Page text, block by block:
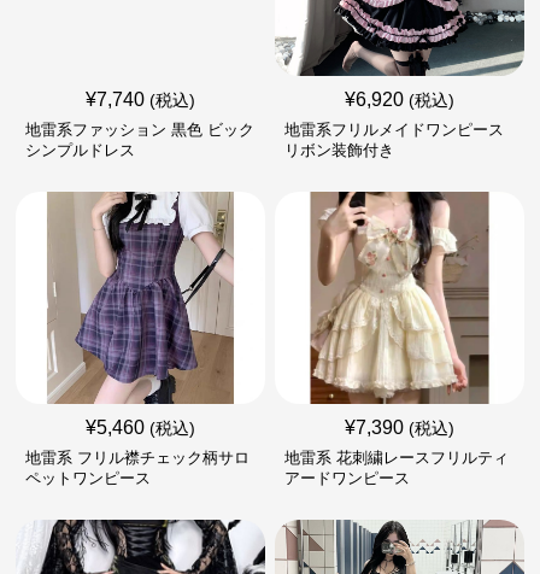
¥7,740 (税込)
地雷系ファッション 黒色 ビック
シンプルドレス
¥6,920 (税込)
地雷系フリルメイドワンピース
リボン装飾付き
¥5,460 (税込)
地雷系 フリル襟チェック柄サロ
ペットワンピース
¥7,390 (税込)
地雷系 花刺繍レースフリルティ
アードワンピース